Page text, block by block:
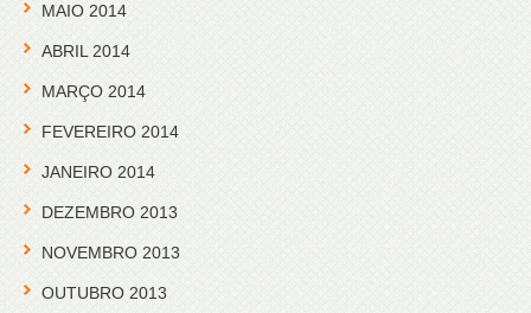
MAIO 2014
ABRIL 2014
MARÇO 2014
FEVEREIRO 2014
JANEIRO 2014
DEZEMBRO 2013
NOVEMBRO 2013
OUTUBRO 2013